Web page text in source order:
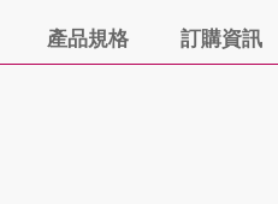
產品規格 訂購資訊